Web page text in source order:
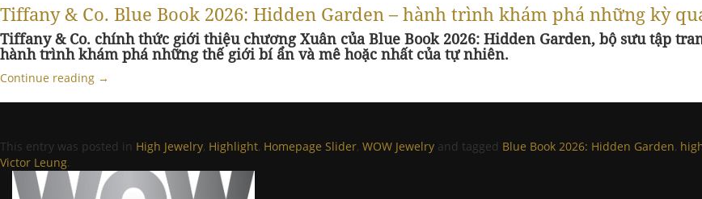
Tiffany & Co. Blue Book 2026: Hidden Garden – hành trình khám phá những kỳ
Tiffany & Co. chính thức giới thiệu chương Xuân của Blue Book 2026: Hidden Garden, bộ sưu tập
hành trình khám phá những thế giới bí ẩn và mê hoặc nhất của tự nhiên.
Continue reading →
This entry was posted in High Jewelry, Highlight, Homepage Slider, WOW Jewelry and tagged Blue Book 2026: Hidden Garden,
Victor Leung.